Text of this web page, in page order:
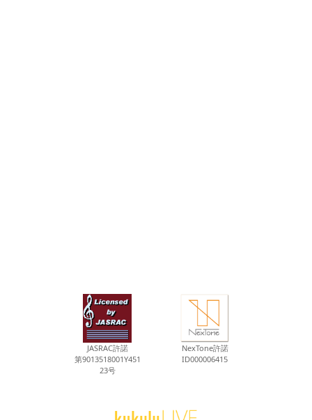
JASRAC許諾
第9013518001Y451
23号
NexTone許諾
ID000006415